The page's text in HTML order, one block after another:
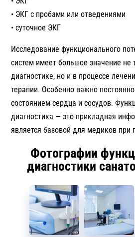
• ЭКГ с пробами или отведениями
• суточное ЭКГ
Исследование функционального
систем имеет большое значение не
диагностике, но и в процессе
терапии. Особенно важно
состоянием сердца и сосудов.
диагностика — это прикладная
является базовой для медиков при
Фотографии
диагностики